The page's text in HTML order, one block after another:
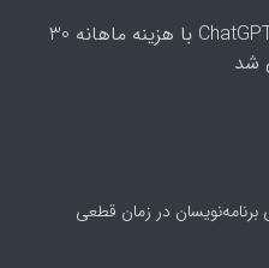
اشتراک جدید ChatGPT Team با هزینه ماهانه 30
شد
در زمان قطعی